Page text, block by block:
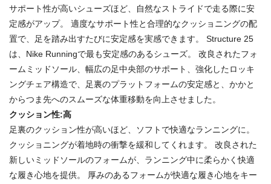
サポート性が高いシューズほど、自然なストライドで走る際に安
定感がアップ。 適度なサポート性と合理的なクッショニングの配
置で、足を踏み出すたびに安定感を実感できます。 Structure 25
は、Nike Runningで最も安定感のあるシューズ。 改良されたフォ
ームミッドソール、幅広の足中央部のサポート、強化したロッキ
ングチェア構造で、足裏のプラットフォームの安定感と、かかと
からつま先へのスムーズな体重移動を向上させました。
クッション性:高
足裏のクッション性が高いほど、ソフトで快適なランニングに。
クッショニングが着地時の衝撃を緩和してくれます。 改良された
新しいミッドソールのフォームが、ランニング中に柔らかく快適
な履き心地を提供。 厚みのあるフォームが快適な履き心地をキー